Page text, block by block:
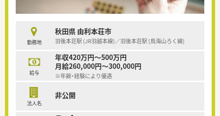
勤務地
秋田県 由利本荘市
羽後本荘駅 (JR羽越本線)／羽後本荘駅 (鳥海山ろく線)
給与
年収420万円～500万円
月給260,000円～300,000円
※年齢・経験により優遇
法人名
非公開